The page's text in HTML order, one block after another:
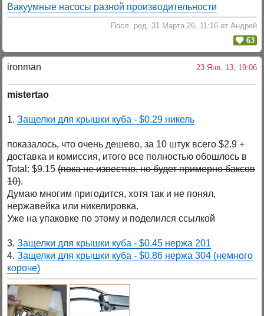
Вакуумные насосы разной производительности
Посл. ред. 31 Марта 26, 11:16 от Андрей
63
ironman 23 Янв. 13, 19:06
mistertao
1.Защелки для крышки куба - $0.29 никель
показалось, что очень дешево, за 10 штук всего $2.9 +
доставка и комиссия, итого все полностью обошлось в
Total: $9.15(пока не известно, но будет примерно баксов
10).
Думаю многим пригодится, хотя так и не понял,
нержавейка или никелировка.
Уже на упаковке по этому и поделился ссылкой
3.Защелки для крышки куба - $0.45 нержа 201
4.Защелки для крышки куба - $0.86 нержа 304 (немного
короче)